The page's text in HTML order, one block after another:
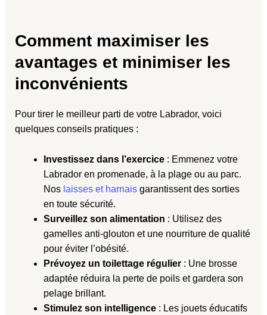
Comment maximiser les
avantages et minimiser les
inconvénients
Pour tirer le meilleur parti de votre Labrador, voici
quelques conseils pratiques :
Investissez dans l’exercice: Emmenez votre
Labrador en promenade, à la plage ou au parc.
Nos laisses et harnaisgarantissent des sorties
en toute sécurité.
Surveillez son alimentation : Utilisez des
gamelles anti-glouton et une nourriture de qualité
pour éviter l’obésité.
Prévoyez un toilettage régulier: Une brosse
adaptée réduira la perte de poils et gardera son
pelage brillant.
Stimulez son intelligence: Les jouets éducatifs